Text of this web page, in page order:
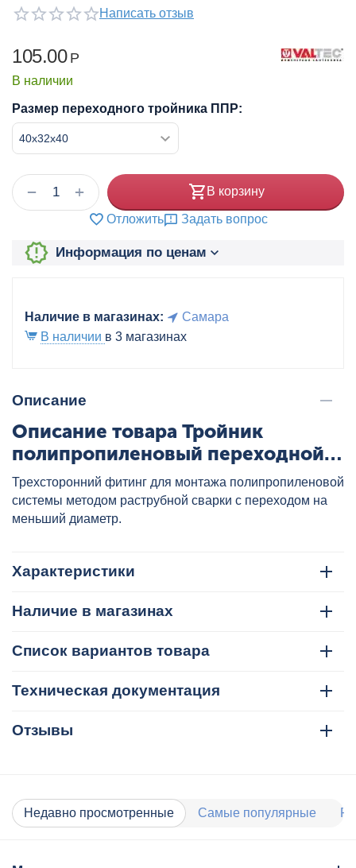
Написать отзыв
105.00 Р
В наличии
Размер переходного тройника ППР:
+
− В корзину
Отложить Задать вопрос
Информация по ценам
Наличие в магазинах:
Самара
В наличии в 3 магазинах
Описание
Описание товара Тройник
полипропиленовый переходной
40x32x40 бел. VALTEC, артикул:
VTp.735.0.040032040
Трехсторонний фитинг для монтажа полипропиленовой
системы методом раструбной сварки с переходом на
меньший диаметр.
Характеристики
Наличие в магазинах
Список вариантов товара
Техническая документация
Отзывы
Недавно просмотренные Самые популярные